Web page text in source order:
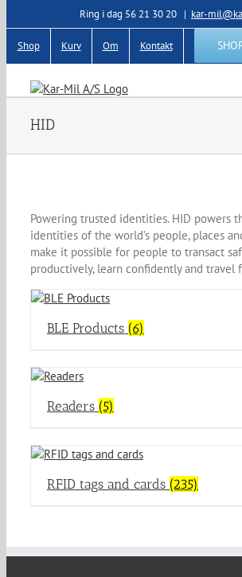
to
content
Ring i dag 56 21 30 20 | kar-
Shop Kurv Om Kontakt
HID
Powering trusted identities. HID powers
identities of the world’s people, places
make it possible for people to transact
productively, learn confidently and travel
BLE Products (6)
Readers (5)
RFID tags and cards (235)